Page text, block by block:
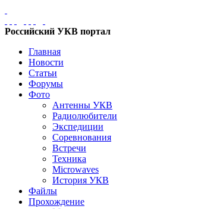
Российский УКВ портал
Главная
Новости
Статьи
Форумы
Фото
Антенны УКВ
Радиолюбители
Экспедиции
Соревнования
Встречи
Техника
Microwaves
История УКВ
Файлы
Прохождение